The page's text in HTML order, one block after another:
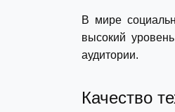
В мире
высокий
аудитории.
Качество